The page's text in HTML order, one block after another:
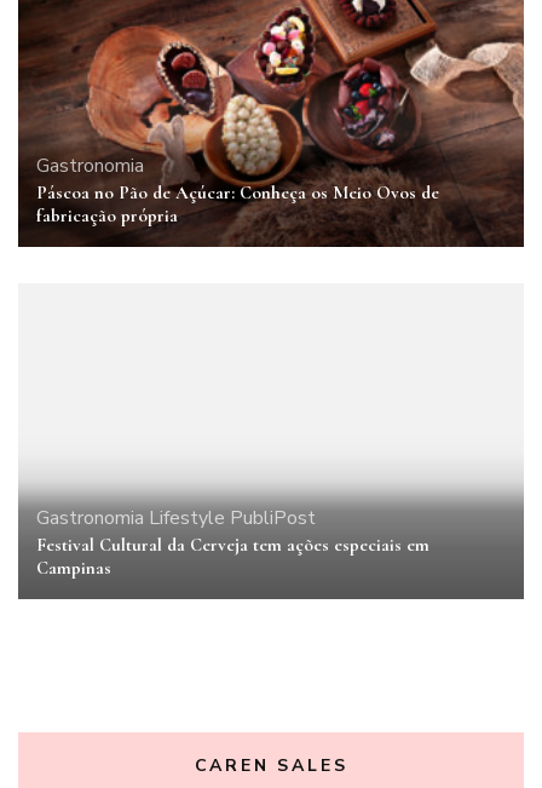
Gastronomia
Páscoa no Pão de Açúcar: Conheça os Meio Ovos de
fabricação própria
Gastronomia Lifestyle PubliPost
Festival Cultural da Cerveja tem ações especiais em
Campinas
CAREN SALES